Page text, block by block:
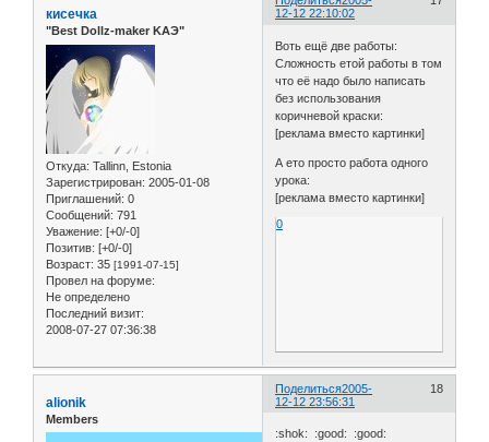
12-12 22:10:02
кисечка
"Best Dollz-maker KAЭ"
Откуда: Tallinn, Estonia
Зарегистрирован: 2005-01-08
Приглашений: 0
Сообщений: 791
Уважение: [+0/-0]
Позитив: [+0/-0]
Возраст: 35 [1991-07-15]
Провел на форуме:
Не определено
Последний визит:
2008-07-27 07:36:38
Воть ещё две работы:
Сложность етой работы в том
что её надо было написать
без использования
коричневой краски:
[реклама вместо картинки]
А ето просто работа одного
урока:
[реклама вместо картинки]
0
Поделиться 18
2005-
12-12 23:56:31
alionik
Members
:shok: :good: :good: